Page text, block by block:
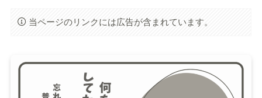
当ページのリンクには広告が含まれています。